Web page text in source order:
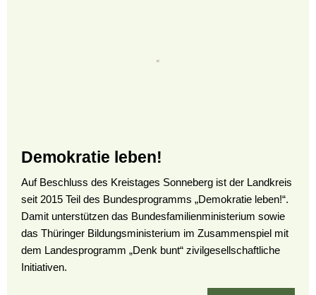
Demokratie leben!
Auf Beschluss des Kreistages Sonneberg ist der Landkreis
seit 2015 Teil des Bundesprogramms „Demokratie leben!“.
Damit unterstützen das Bundesfamilienministerium sowie
das Thüringer Bildungsministerium im Zusammenspiel mit
dem Landesprogramm „Denk bunt“ zivilgesellschaftliche
Initiativen.